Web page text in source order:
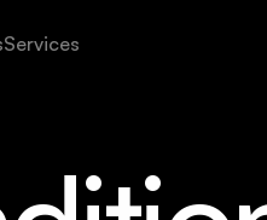
Services